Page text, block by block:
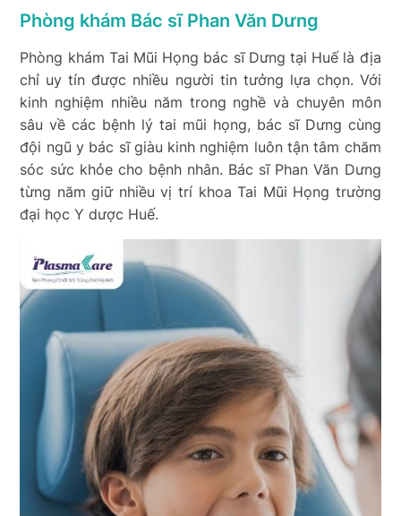
Phòng khám Bác sĩ Phan Văn Dưng
Phòng khám Tai Mũi Họng bác sĩ Dưng tại Huế là địa
chỉ uy tín được nhiều người tin tưởng lựa chọn. Với
kinh nghiệm nhiều năm trong nghề và chuyên môn
sâu về các bệnh lý tai mũi họng, bác sĩ Dưng cùng
đội ngũ y bác sĩ giàu kinh nghiệm luôn tận tâm chăm
sóc sức khỏe cho bệnh nhân. Bác sĩ Phan Văn Dưng
từng năm giữ nhiều vị trí khoa Tai Mũi Họng trường
đại học Y dược Huế.